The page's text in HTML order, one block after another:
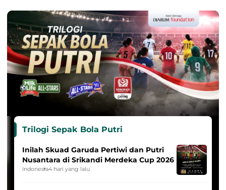
Trilogi Sepak Bola Putri
Inilah Skuad Garuda Pertiwi dan Putri
Nusantara di Srikandi Merdeka Cup 2026
Indonesia4 hari yang lalu